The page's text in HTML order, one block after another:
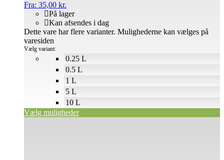
Fra: 35,00 kr.
På lager
Kan afsendes i dag
Vælg variant:
Vælg muligheder
Dette vare har flere varianter. Mulighederne kan vælges på
varesiden
0.25 L
0.5 L
1 L
5 L
10 L